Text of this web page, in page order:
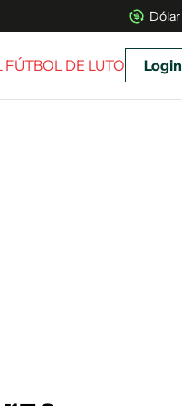
Dólar
FÚTBOL DE LUTO Login